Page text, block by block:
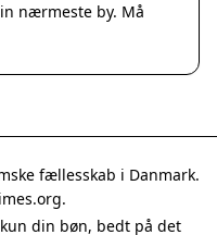
nærmeste by. Må
fællesskab i Danmark.
din bøn, bedt på det